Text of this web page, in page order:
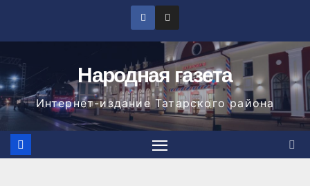
Народная газета
Интернет-издание Татарского района